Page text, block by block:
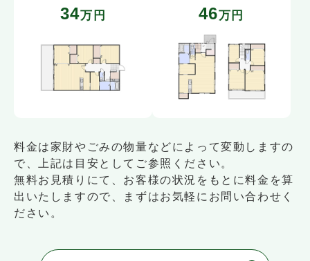
34万円 46万円
料金は家財やごみの物量などによって変動しますの
で、上記は目安としてご参照ください。
無料お見積りにて、お客様の状況をもとに料金を算
出いたしますので、まずはお気軽にお問い合わせく
ださい。